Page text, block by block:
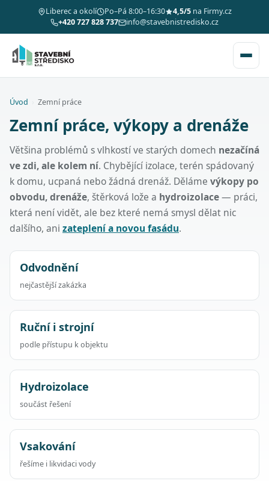
Liberec a okolí Po–Pá 8:00–16:30 4,5/5na Firmy.cz
+420 727 828 737
info@stavebnistredisko.cz
Úvod Zemní práce
Zemní práce, výkopy a drenáže
Většina problémů s vlhkostí ve starých domech nezačíná
ve zdi, ale kolem ní. Chybějící izolace, terén spádovaný
k domu, ucpaná nebo žádná drenáž. Děláme výkopy po
obvodu, drenáže, štěrková lože a hydroizolace— práci,
která není vidět, ale bez které nemá smysl dělat nic
dalšího, ani zateplení a novou fasádu.
Odvodnění
nejčastější zakázka
Ruční i strojní
podle přístupu k objektu
Hydroizolace
součást řešení
Vsakování
řešíme i likvidaci vody